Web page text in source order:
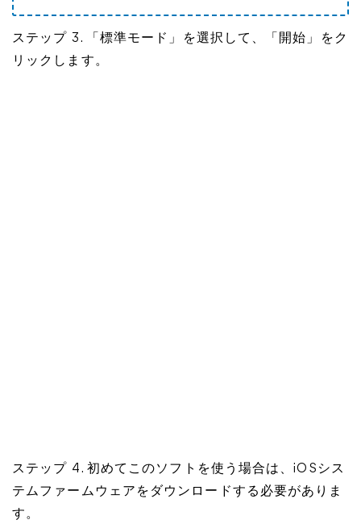
ステップ 3. 「標準モード」を選択して、「開始」をク
リックします。
ステップ 4. 初めてこのソフトを使う場合は、iOSシス
テムファームウェアをダウンロードする必要がありま
す。